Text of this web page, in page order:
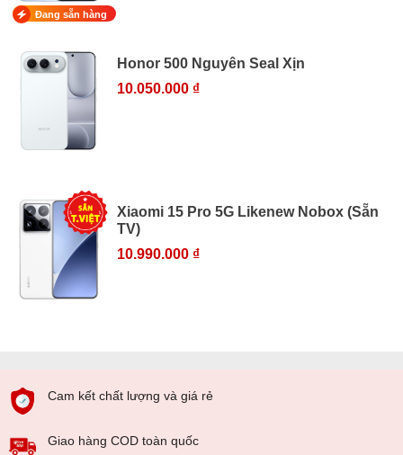
Đang sẵn hàng
Honor 500 Nguyên Seal Xịn
10.050.000 ₫
Xiaomi 15 Pro 5G Likenew Nobox (Sẵn
TV)
10.990.000 ₫
Cam kết chất lượng và giá rẻ
Giao hàng COD toàn quốc